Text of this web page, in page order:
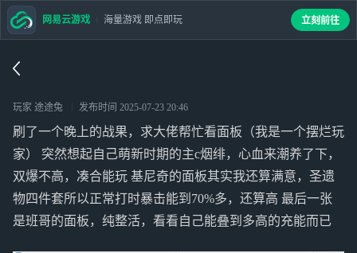
玩家 途途兔 发布时间 2025-07-23 20:46
刷了一个晚上的战果，求大佬帮忙看面板（我是一个摆烂玩
家） 突然想起自己萌新时期的主c烟绯，心血来潮养了下，
双爆不高，凑合能玩 基尼奇的面板其实我还算满意，圣遗
物四件套所以正常打时暴击能到70%多，还算高 最后一张
是班哥的面板，纯整活，看看自己能叠到多高的充能而已
网易云游戏 海量游戏 即点即玩 立刻前往